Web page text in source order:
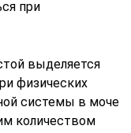
при
выделяется
физических
системы в моче
количеством